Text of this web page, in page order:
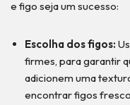
e figo seja um sucesso:
Escolha dos figos:
firmes, para garantir
adicionem uma
encontrar figos